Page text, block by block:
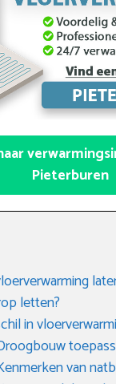
Pieterburen
letten?
in
van